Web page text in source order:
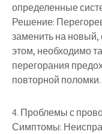
определенные
Решение:
заменить на
этом, необходимо
перегорания
повторной поломки.
4. Проблемы с
Симптомы: